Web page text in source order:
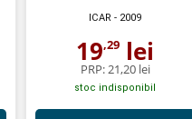
ICAR - 2009
19,29 lei
PRP:21,20 lei
stoc indisponibil